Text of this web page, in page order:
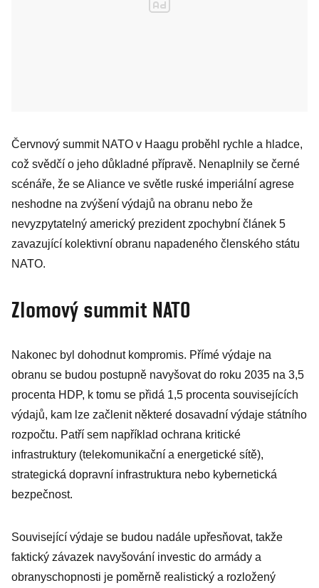
Červnový summit NATO v Haagu proběhl rychle a hladce,
což svědčí o jeho důkladné přípravě. Nenaplnily se černé
scénáře, že se Aliance ve světle ruské imperiální agrese
neshodne na zvýšení výdajů na obranu nebo že
nevyzpytatelný americký prezident zpochybní článek 5
zavazující kolektivní obranu napadeného členského státu
NATO.
Zlomový summit NATO
Nakonec byl dohodnut kompromis. Přímé výdaje na
obranu se budou postupně navyšovat do roku 2035 na 3,5
procenta HDP, k tomu se přidá 1,5 procenta souvisejících
výdajů, kam lze začlenit některé dosavadní výdaje státního
rozpočtu. Patří sem například ochrana kritické
infrastruktury (telekomunikační a energetické sítě),
strategická dopravní infrastruktura nebo kybernetická
bezpečnost.
Související výdaje se budou nadále upřesňovat, takže
faktický závazek navyšování investic do armády a
obranyschopnosti je poměrně realistický a rozložený